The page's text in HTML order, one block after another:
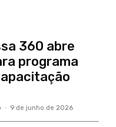
360 abre
programa
- 9 de junho de 2026